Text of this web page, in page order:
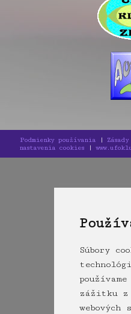
Súbory
zážitku z
Podmienky používania|
nastavenia cookies|